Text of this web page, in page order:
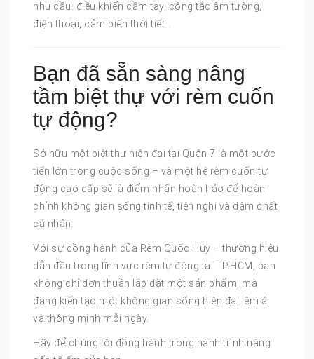
nhu cầu: điều khiển cầm tay, công tắc âm tường,
điện thoại, cảm biến thời tiết…
Bạn đã sẵn sàng nâng
tầm biệt thự với rèm cuốn
tự động?
Sở hữu một biệt thự hiện đại tại Quận 7 là một bước
tiến lớn trong cuộc sống – và một hệ rèm cuốn tự
động cao cấp sẽ là điểm nhấn hoàn hảo để hoàn
chỉnh không gian sống tinh tế, tiện nghi và đậm chất
cá nhân.
Với sự đồng hành của Rèm Quốc Huy – thương hiệu
dẫn đầu trong lĩnh vực rèm tự động tại TP.HCM, bạn
không chỉ đơn thuần lắp đặt một sản phẩm, mà
đang kiến tạo một không gian sống hiện đại, êm ái
và thông minh mỗi ngày.
Hãy để chúng tôi đồng hành trong hành trình nâng